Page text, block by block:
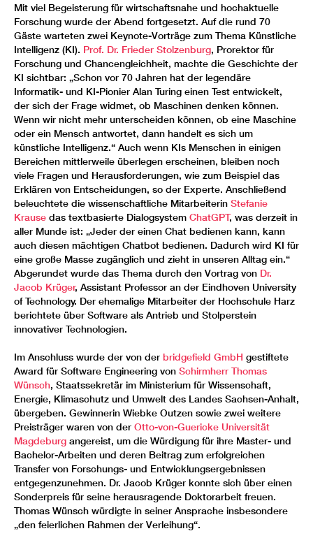
Mit viel Begeisterung für wirtschaftsnahe und hochaktuelle
Forschung wurde der Abend fortgesetzt. Auf die rund 70
Gäste warteten zwei Keynote-Vorträge zum Thema Künstliche
Intelligenz (KI). Prof. Dr. Frieder Stolzenburg, Prorektor für
Forschung und Chancengleichheit, machte die Geschichte der
KI sichtbar: „Schon vor 70 Jahren hat der legendäre
Informatik- und KI-Pionier Alan Turing einen Test entwickelt,
der sich der Frage widmet, ob Maschinen denken können.
Wenn wir nicht mehr unterscheiden können, ob eine Maschine
oder ein Mensch antwortet, dann handelt es sich um
künstliche Intelligenz.“ Auch wenn KIs Menschen in einigen
Bereichen mittlerweile überlegen erscheinen, bleiben noch
viele Fragen und Herausforderungen, wie zum Beispiel das
Erklären von Entscheidungen, so der Experte. Anschließend
beleuchtete die wissenschaftliche Mitarbeiterin Stefanie
Krause das textbasierte Dialogsystem ChatGPT, was derzeit in
aller Munde ist: „Jeder der einen Chat bedienen kann, kann
auch diesen mächtigen Chatbot bedienen. Dadurch wird KI für
eine große Masse zugänglich und zieht in unseren Alltag ein.“
Abgerundet wurde das Thema durch den Vortrag von Dr.
Jacob Krüger, Assistant Professor an der Eindhoven University
of Technology. Der ehemalige Mitarbeiter der Hochschule Harz
berichtete über Software als Antrieb und Stolperstein
innovativer Technologien.
Im Anschluss wurde der von der bridgefield GmbH gestiftete
Award für Software Engineering von Schirmherr Thomas
Wünsch, Staatssekretär im Ministerium für Wissenschaft,
Energie, Klimaschutz und Umwelt des Landes Sachsen-Anhalt,
übergeben. Gewinnerin Wiebke Outzen sowie zwei weitere
Preisträger waren von der Otto-von-Guericke Universität
Magdeburg angereist, um die Würdigung für ihre Master- und
Bachelor-Arbeiten und deren Beitrag zum erfolgreichen
Transfer von Forschungs- und Entwicklungsergebnissen
entgegenzunehmen. Dr. Jacob Krüger konnte sich über einen
Sonderpreis für seine herausragende Doktorarbeit freuen.
Thomas Wünsch würdigte in seiner Ansprache insbesondere
„den feierlichen Rahmen der Verleihung“.